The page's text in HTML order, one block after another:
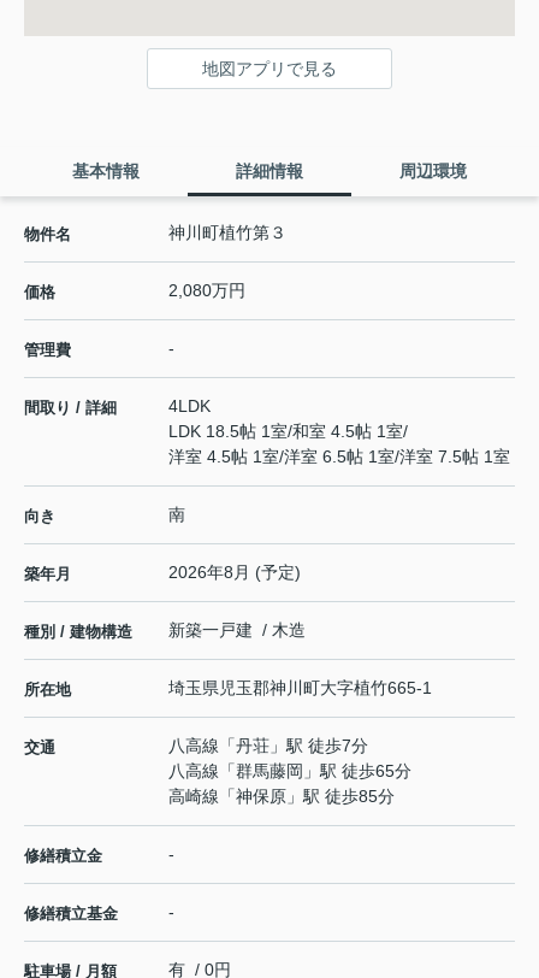
地図アプリで見る
基本情報 詳細情報 周辺環境
物件名 神川町植竹第３
価格 2,080万円
管理費 -
間取り / 詳細
4LDK
LDK 18.5帖 1室/和室 4.5帖 1室/
洋室 4.5帖 1室/洋室 6.5帖 1室/洋室 7.5帖 1室
向き 南
築年月 2026年8月 (予定)
種別 / 建物構造 新築一戸建 / 木造
所在地 埼玉県児玉郡神川町大字植竹665-1
交通 八高線 「丹荘 」駅 徒歩7分
八高線 「群馬藤岡 」駅 徒歩65分
高崎線 「神保原 」駅 徒歩85分
修繕積立金 -
修繕積立基金 -
駐車場 / 月額 有 / 0円